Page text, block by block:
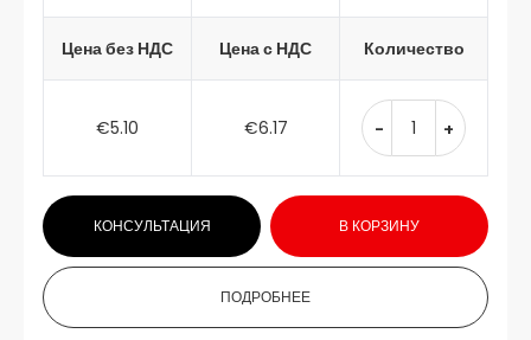
Цена без НДС Цена с НДС Количество
€5.10 €6.17 - +
КОНСУЛЬТАЦИЯ В КОРЗИНУ
ПОДРОБНЕЕ